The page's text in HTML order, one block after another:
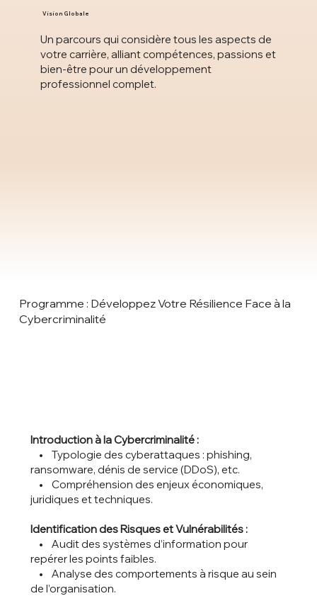
Un parcours qui considère tous les aspects de
votre carrière, alliant compétences, passions et
bien-être pour un développement
professionnel complet.
Vision Globale
Programme : Développez Votre Résilience Face à la
Cybercriminalité
Introduction à la Cybercriminalité :
• Typologie des cyberattaques : phishing,
ransomware, dénis de service (DDoS), etc.
• Compréhension des enjeux économiques,
juridiques et techniques.
Identification des Risques et Vulnérabilités :
• Audit des systèmes d’information pour
repérer les points faibles.
• Analyse des comportements à risque au sein
de l’organisation.